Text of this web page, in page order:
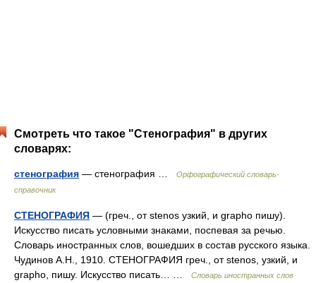
Смотреть что такое "Стенография" в других
словарях:
стенография — стенография …
Орфографический словарь-
справочник
СТЕНОГРАФИЯ — (греч., от stenos узкий, и grapho пишу).
Искусство писать условными знаками, поспевая за речью.
Словарь иностранных слов, вошедших в состав русского языка.
Чудинов А.Н., 1910. СТЕНОГРАФИЯ греч., от stenos, узкий, и
grapho, пишу. Искусство писать… …
Словарь иностранных слов